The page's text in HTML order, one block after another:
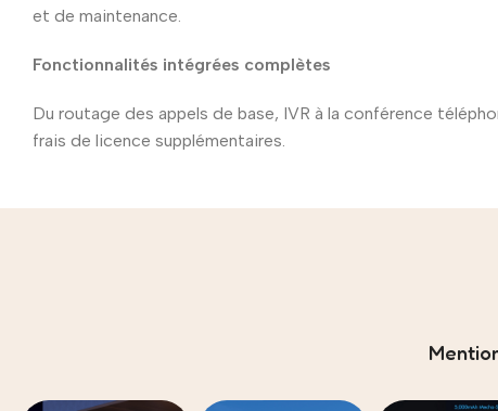
et de maintenance.
Fonctionnalités intégrées complètes
Du routage des appels de base, IVR à la conférence
frais de licence supplémentaires.